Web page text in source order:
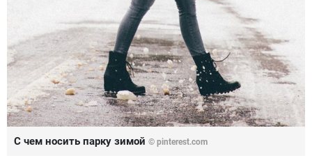
С чем носить парку зимой © pinterest.com